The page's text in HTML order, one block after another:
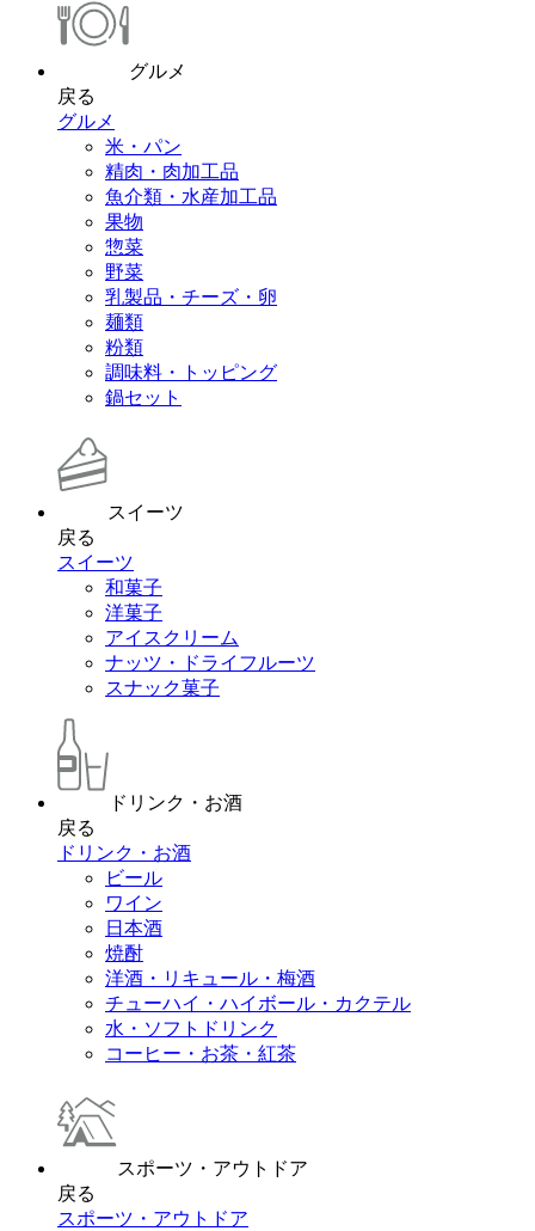
グルメ
戻る
グルメ
米・パン
精肉・肉加工品
魚介類・水産加工品
果物
惣菜
野菜
乳製品・チーズ・卵
麺類
粉類
調味料・トッピング
鍋セット
スイーツ
戻る
スイーツ
和菓子
洋菓子
アイスクリーム
ナッツ・ドライフルーツ
スナック菓子
ドリンク・お酒
戻る
ドリンク・お酒
ビール
ワイン
日本酒
焼酎
洋酒・リキュール・梅酒
チューハイ・ハイボール・カクテル
水・ソフトドリンク
コーヒー・お茶・紅茶
スポーツ・アウトドア
戻る
スポーツ・アウトドア